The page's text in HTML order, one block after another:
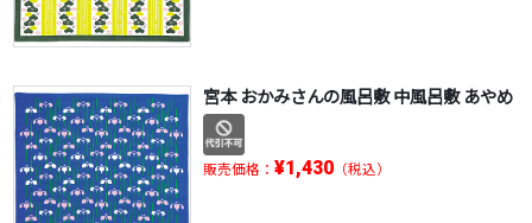
宮本 おかみさんの風呂敷 中風呂敷 あやめ
販売価格： ¥1,430（税込）